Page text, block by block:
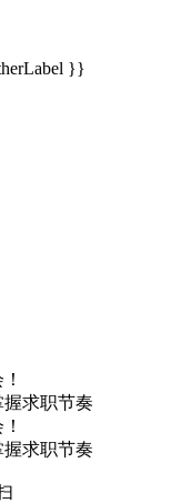
}}
求职节奏
求职节奏